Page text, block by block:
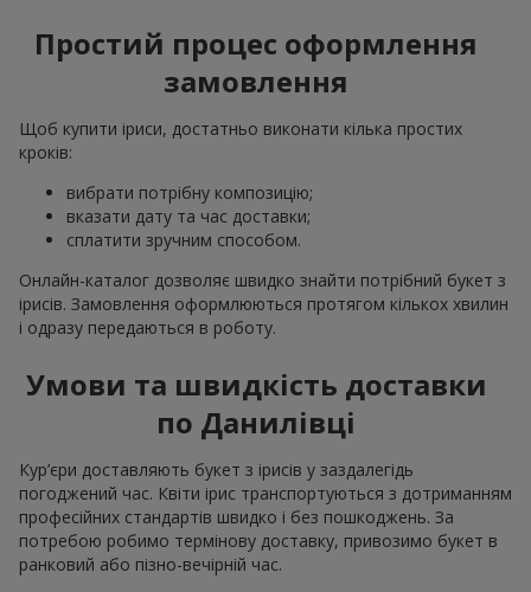
Простий процес оформлення
замовлення
Щоб купити іриси, достатньо виконати кілька простих
кроків:
вибрати потрібну композицію;
вказати дату та час доставки;
сплатити зручним способом.
Онлайн-каталог дозволяє швидко знайти потрібний букет з
ірисів. Замовлення оформлюються протягом кількох хвилин
і одразу передаються в роботу.
Умови та швидкість доставки
по Данилівці
Кур’єри доставляють букет з ірисів у заздалегідь
погоджений час. Квіти ірис транспортуються з дотриманням
професійних стандартів швидко і без пошкоджень. За
потребою робимо термінову доставку, привозимо букет в
ранковий або пізно-вечірній час.